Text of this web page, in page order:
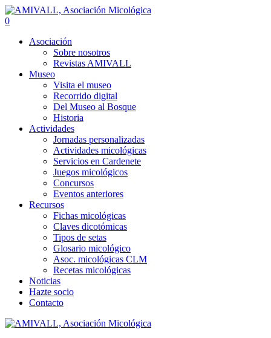
0
Asociación
Sobre nosotros
Revistas AMIVALL
Museo
Visita el museo
Recorrido digital
Del Museo al Bosque
Historia
Actividades
Jornadas personalizadas
Actividades micológicas
Servicios en Cardenete
Juegos micológicos
Concursos
Eventos anteriores
Recursos
Fichas micológicas
Claves dicotómicas
Tipos de setas
Glosario micológico
Asoc. micológicas CLM
Recetas micológicas
Noticias
Hazte socio
Contacto